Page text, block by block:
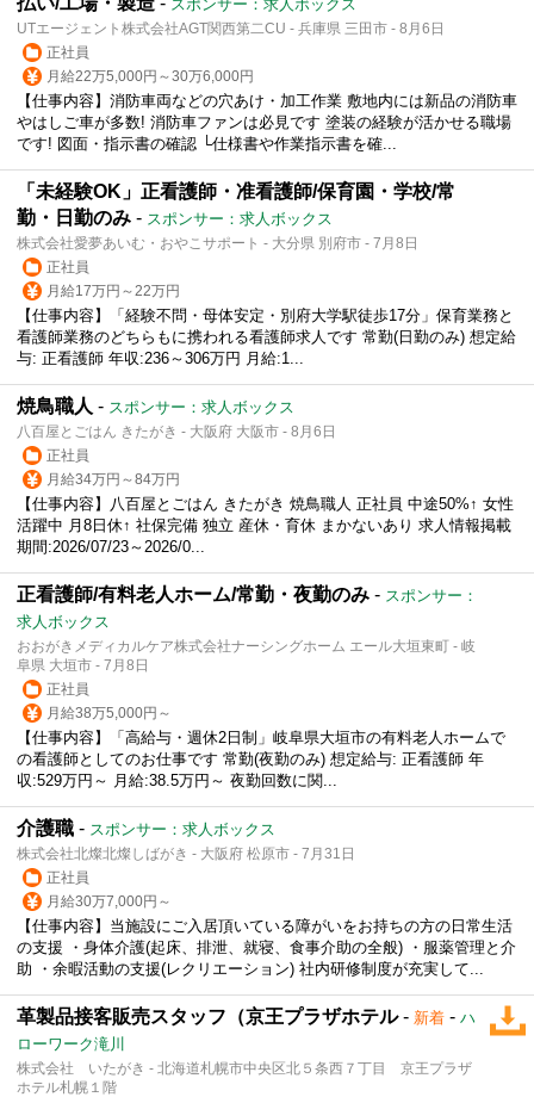
スポンサー：求人ボックス
UTエージェント株式会社AGT関西第二CU - 兵庫県 三田市 - 8月6日
正社員
月給22万5,000円～30万6,000円
【仕事内容】消防車両などの穴あけ・加工作業 敷地内には新品の消防車
やはしご車が多数! 消防車ファンは必見です 塗装の経験が活かせる職場
です! 図面・指示書の確認 └仕様書や作業指示書を確...
「未経験OK」正看護師・准看護師/保育園・学校/常
勤・日勤のみ - スポンサー：求人ボックス
株式会社愛夢あいむ・おやこサポート - 大分県 別府市 - 7月8日
正社員
月給17万円～22万円
【仕事内容】「経験不問・母体安定・別府大学駅徒歩17分」保育業務と
看護師業務のどちらもに携われる看護師求人です 常勤(日勤のみ) 想定給
与: 正看護師 年収:236～306万円 月給:1...
焼鳥職人 - スポンサー：求人ボックス
八百屋とごはん きたがき - 大阪府 大阪市 - 8月6日
正社員
月給34万円～84万円
【仕事内容】八百屋とごはん きたがき 焼鳥職人 正社員 中途50%↑ 女性
活躍中 月8日休↑ 社保完備 独立 産休・育休 まかないあり 求人情報掲載
期間:2026/07/23～2026/0...
正看護師/有料老人ホーム/常勤・夜勤のみ - スポンサー：
求人ボックス
おおがきメディカルケア株式会社ナーシングホーム エール大垣東町 - 岐
阜県 大垣市 - 7月8日
正社員
月給38万5,000円～
【仕事内容】「高給与・週休2日制」岐阜県大垣市の有料老人ホームで
の看護師としてのお仕事です 常勤(夜勤のみ) 想定給与: 正看護師 年
収:529万円～ 月給:38.5万円～ 夜勤回数に関...
介護職 - スポンサー：求人ボックス
株式会社北燦北燦しばがき - 大阪府 松原市 - 7月31日
正社員
月給30万7,000円～
【仕事内容】当施設にご入居頂いている障がいをお持ちの方の日常生活
の支援 ・身体介護(起床、排泄、就寝、食事介助の全般) ・服薬管理と介
助 ・余暇活動の支援(レクリエーション) 社内研修制度が充実して...
革製品接客販売スタッフ（京王プラザホテル- 新着 - ハ
ローワーク滝川
株式会社 いたがき - 北海道札幌市中央区北５条西７丁目 京王プラザ
ホテル札幌１階